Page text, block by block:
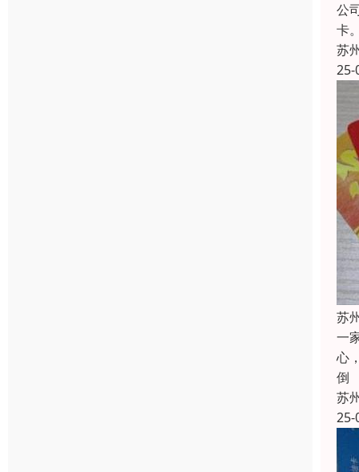
公
卡
苏
25-
苏
一
心
倒
苏
25-